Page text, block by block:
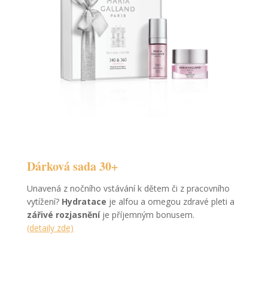
Dárková sada 30+
Unavená z nočního vstávání k dětem či z pracovního
vytížení? Hydratace je alfou a omegou zdravé pleti a
zářivé rozjasněníje příjemným bonusem.
(detaily zde)